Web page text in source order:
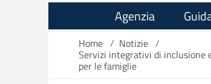
Agenzia
Home / Notizie /
Servizi integrativi di inclusione
per le famiglie